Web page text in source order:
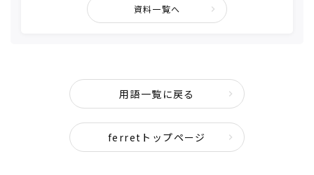
資料一覧へ
用語一覧に戻る
ferretトップページ